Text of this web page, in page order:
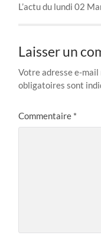
L’actu du lundi 02
Laisser un
Votre adresse e-mail
obligatoires sont
Commentaire *